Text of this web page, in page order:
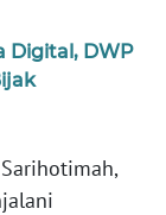
Digital, DWP